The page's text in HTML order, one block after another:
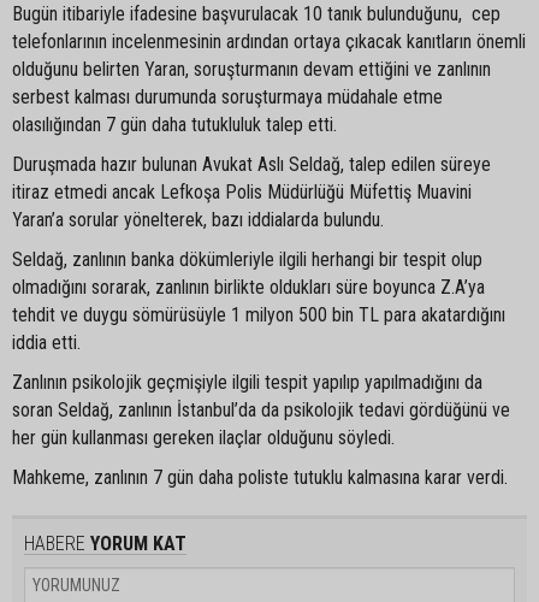
Bugün itibariyle ifadesine başvurulacak 10 tanık bulunduğunu, cep
telefonlarının incelenmesinin ardından ortaya çıkacak kanıtların önemli
olduğunu belirten Yaran, soruşturmanın devam ettiğini ve zanlının
serbest kalması durumunda soruşturmaya müdahale etme
olasılığından 7 gün daha tutukluluk talep etti.
Duruşmada hazır bulunan Avukat Aslı Seldağ, talep edilen süreye
itiraz etmedi ancak Lefkoşa Polis Müdürlüğü Müfettiş Muavini
Yaran’a sorular yönelterek, bazı iddialarda bulundu.
Seldağ, zanlının banka dökümleriyle ilgili herhangi bir tespit olup
olmadığını sorarak, zanlının birlikte oldukları süre boyunca Z.A’ya
tehdit ve duygu sömürüsüyle 1 milyon 500 bin TL para akatardığını
iddia etti.
Zanlının psikolojik geçmişiyle ilgili tespit yapılıp yapılmadığını da
soran Seldağ, zanlının İstanbul’da da psikolojik tedavi gördüğünü ve
her gün kullanması gereken ilaçlar olduğunu söyledi.
Mahkeme, zanlının 7 gün daha poliste tutuklu kalmasına karar verdi.
HABERE YORUM KAT